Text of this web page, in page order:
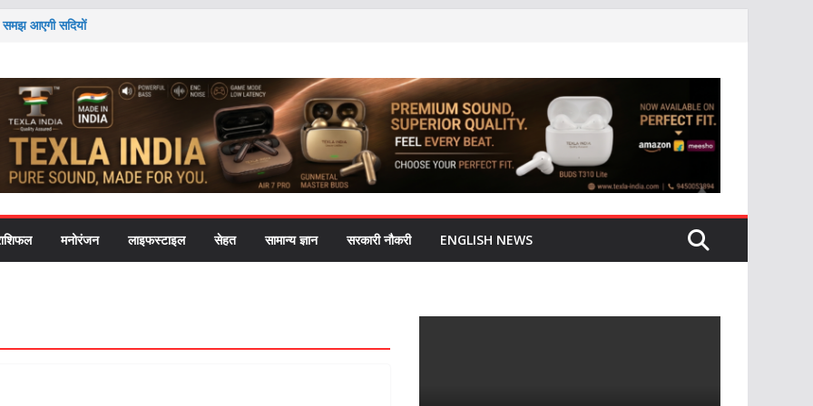
आएगी सदियों
ने राष्ट्रपति-
को लेकर
की चिंता ने पोते को
मनोरंजन लाइफस्टाइल सेहत सामान्य ज्ञान सरकारी नौकरी ENGLISH NEWS